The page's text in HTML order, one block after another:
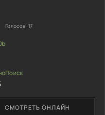
СМОТРЕТЬ ОНЛАЙН
Голосов: 17